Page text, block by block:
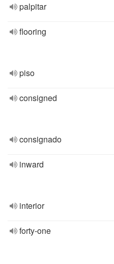
palpitar
flooring
piso
consigned
consignado
inward
interior
forty-one